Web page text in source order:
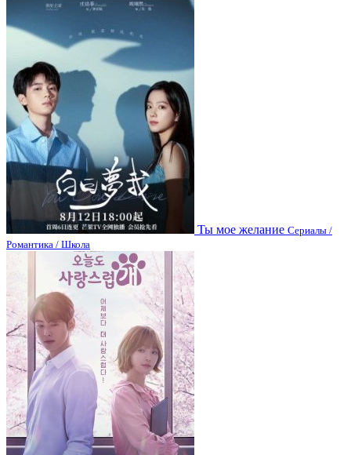
Ты мое желание Сериалы /
Романтика / Школа